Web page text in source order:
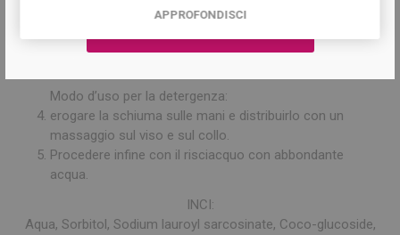
Procedere con un risciacquo.
Se necessario, ripetere l’operazione.
Modo d’uso per la detergenza:
erogare la schiuma sulle mani e distribuirlo con un
massaggio sul viso e sul collo.
Procedere infine con il risciacquo con abbondante
acqua.
INCI:
Aqua, Sorbitol, Sodium lauroyl sarcosinate, Coco-glucoside,
APPROFONDISCI